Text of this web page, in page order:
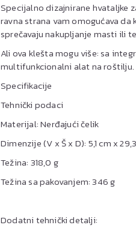
Specijalno dizajnirane hvataljke
ravna strana vam omogućava
sprečavaju nakupljanje masti ili
Ali ova klešta mogu više: sa
multifunkcionalni alat na roštilju.
Specifikacije
Tehnički podaci
Materijal: Nerđajući čelik
Dimenzije (V x Š x D): 5,1 cm x
Težina: 318,0 g
Težina sa pakovanjem: 346 g
Dodatni tehnički detalji: